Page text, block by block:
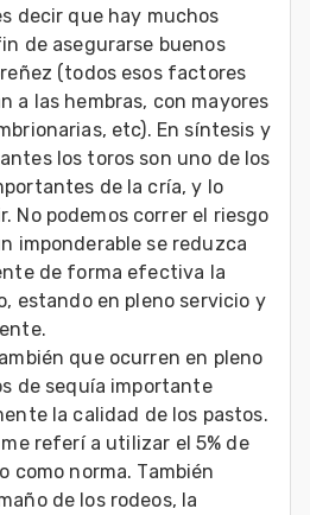
decir que hay muchos
de asegurarse buenos
(todos esos factores
a las hembras, con mayores
etc). En síntesis y
los toros son uno de los
de la cría, y lo
No podemos correr el riesgo
imponderable se reduzca
de forma efectiva la
estando en pleno servicio y
que ocurren en pleno
de sequía importante
la calidad de los pastos.
referí a utilizar el 5% de
como norma. También
de los rodeos, la